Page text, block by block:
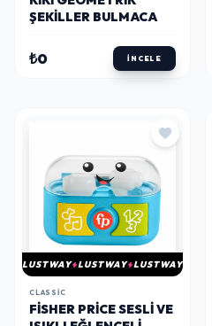
ŞEKILLER BULMACA
₺0 İNCELE
LUSTWAY LUSTWAY LUSTWAY
CLASSIC
FISHER PRICE SESLI VE